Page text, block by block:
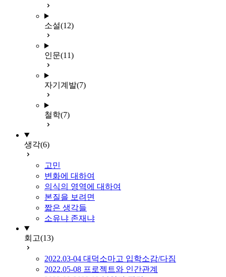
소설(12)
인문(11)
자기계발(7)
철학(7)
생각(6)
고민
변화에 대하여
의식의 영역에 대하여
본질을 보려면
짧은 생각들
소유냐 존재냐
회고(13)
2022.03-04 대덕소마고 입학소감/다짐
2022.05-08 프로젝트와 인간관계